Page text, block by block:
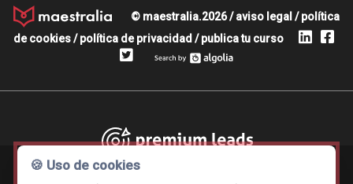
© maestralia.2026 /aviso legal /política
de cookies/política de privacidad /publica tu curso
Premium leads
🍪 Uso de cookies